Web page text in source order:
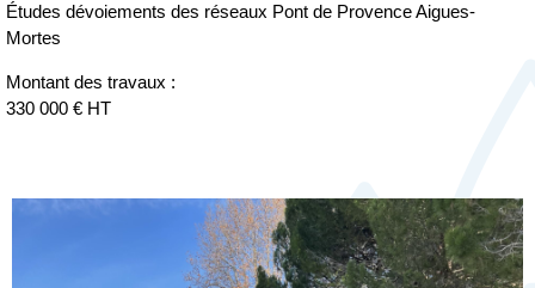
Études dévoiements des réseaux Pont de Provence Aigues-
Mortes
Montant des travaux :
330 000 € HT